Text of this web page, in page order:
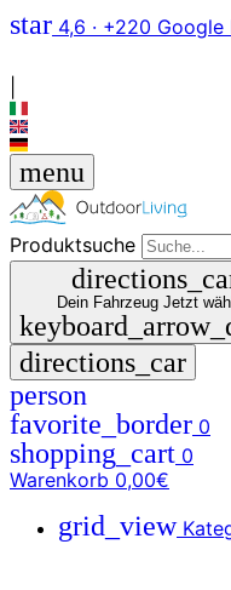
star 4,6 · +220
menu
Produktsuche
Dein Fahrzeug Jetzt
directions_car
person
favorite_border 0
shopping_cart 0
Warenkorb 0,00€
grid_view